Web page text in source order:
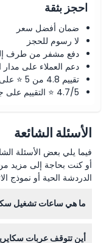
احجز بثقة
ضمان أفضل سعر
لا رسوم للحجز
دفع مشفر من طرف
دعم العملاء على مدار
تقييم 4.8 من 5 ⭐ على ترستبايلوت
4.7/5 ⭐ التقييم على جوجل
الأسئلة الشائعة
فيما يلي بعض الأسئلة
أو كنت بحاجة إلى مزيد
الدردشة الحية أو نموذج
ما هي ساعات تشغيل
أين تتوقف عربات